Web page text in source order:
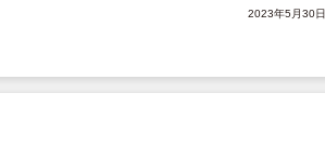
2023年5月30日